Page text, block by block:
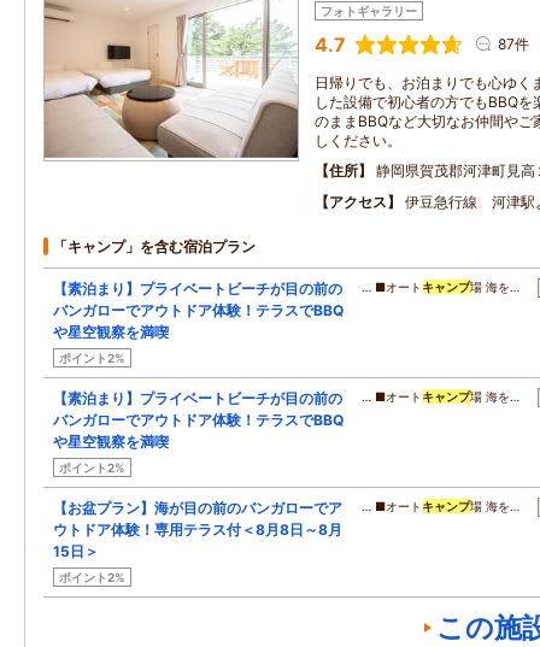
フォトギャラリー
4.7 87件
日帰りでも、お泊まりでも心ゆく
した設備で初心者の方でもBBQ
のままBBQなど大切なお仲間やご
しください。
住所
静岡県賀茂郡河津町見高
アクセス
伊豆急行線 河津駅
「キャンプ」を含む宿泊プラン
【素泊まり】プライベートビーチが目の前の
バンガローでアウトドア体験！テラスでBBQ
や星空観察を満喫
ポイント2%
… ■オート キャンプ場 海を…
【素泊まり】プライベートビーチが目の前の
バンガローでアウトドア体験！テラスでBBQ
や星空観察を満喫
ポイント2%
… ■オート キャンプ場 海を…
【お盆プラン】海が目の前のバンガローでア
ウトドア体験！専用テラス付＜8月8日～8月
15日＞
ポイント2%
… ■オート キャンプ場 海を…
この施